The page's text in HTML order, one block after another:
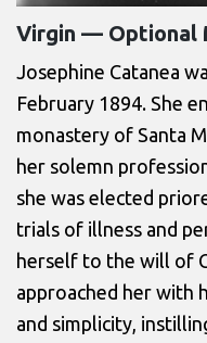
Virgin — Optional
Josephine Catanea
February 1894. She
monastery of Santa
her solemn
she was elected
trials of illness and
herself to the will of
approached her with
and simplicity,